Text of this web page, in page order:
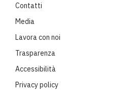
Contatti
Media
Lavora con noi
Trasparenza
Accessibilità
Privacy policy